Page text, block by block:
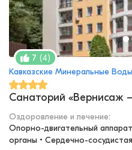
7 (4)
Кавказские Минеральные
Санаторий «Вернисаж
Оздоровление и лечение:
Опорно-двигательный
органы • Сердечно-